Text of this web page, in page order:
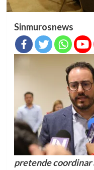
Sinmurosnews
pretende coordinar